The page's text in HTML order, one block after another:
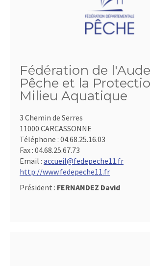
Fédération de
Pêche et la
Milieu Aquatique
3 Chemin de Serres
11000 CARCASSONNE
Téléphone : 04.68.25.16.03
Fax : 04.68.25.67.73
Email : accueil@fedepeche11.fr
http://www.fedepeche11.fr
Président : FERNANDEZ David